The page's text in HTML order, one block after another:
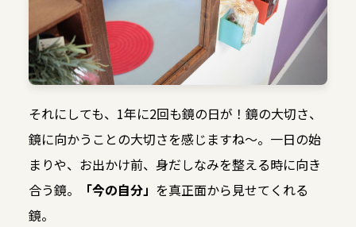
それにしても、1年に2回も鏡の日が！鏡の大切さ、
鏡に向かうことの大切さを感じますね～。一日の始
まりや、お出かけ前、身だしなみを整える時に向き
合う鏡。
「今の自分」 を真正面から見せてくれる
鏡。